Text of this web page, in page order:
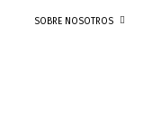
SOBRE NOSOTROS